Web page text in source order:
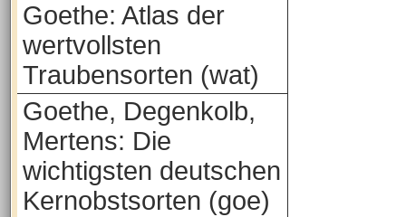
Goethe: Atlas der
wertvollsten
Traubensorten (wat)
Goethe, Degenkolb,
Mertens: Die
wichtigsten deutschen
Kernobstsorten (goe)